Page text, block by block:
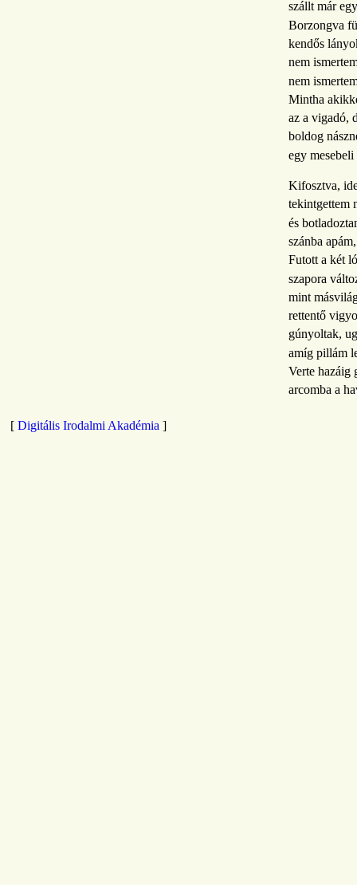
szállt már
Borzongva
kendős
nem
nem
Mintha
az a vigadó,
boldog
egy
Kifosztva,
tekintgettem
és
szánba
Futott a két
szapora
mint
rettentő
gúnyoltak,
amíg pillám
Verte hazáig
arcomba a
[Digitális Irodalmi Akadémia ]